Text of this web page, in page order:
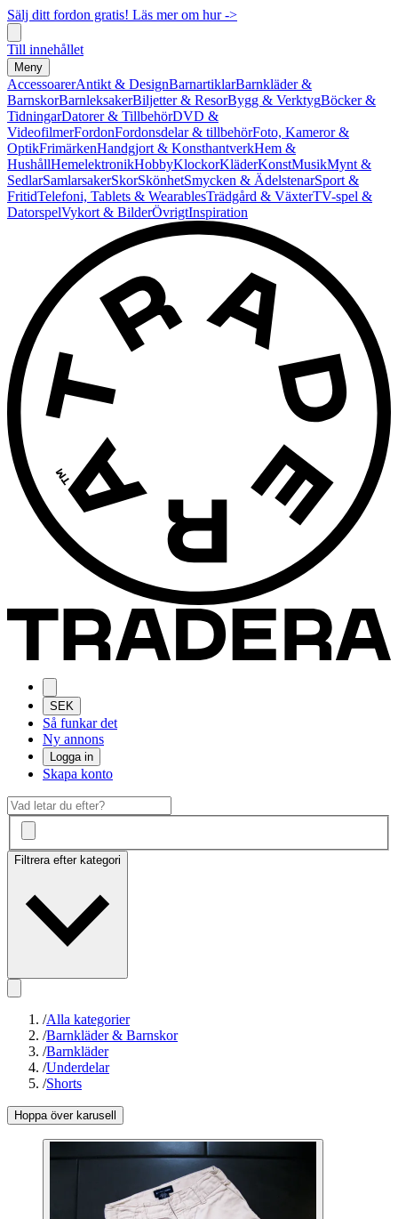
Sälj ditt fordon gratis! Läs mer om hur ->
Till innehållet
Meny
AccessoarerAntikt & DesignBarnartiklarBarnkläder &
BarnskorBarnleksakerBiljetter & ResorBygg & VerktygBöcker &
TidningarDatorer & TillbehörDVD &
VideofilmerFordonFordonsdelar & tillbehörFoto, Kameror &
OptikFrimärkenHandgjort & KonsthantverkHem &
HushållHemelektronikHobbyKlockorKläderKonstMusikMynt &
SedlarSamlarsakerSkorSkönhetSmycken & ÄdelstenarSport &
FritidTelefoni, Tablets & WearablesTrädgård & VäxterTV-spel &
DatorspelVykort & BilderÖvrigtInspiration
SEK
Så funkar det
Ny annons
Logga in
Skapa konto
Filtrera efter kategori
/Alla kategorier
/Barnkläder & Barnskor
/Barnkläder
/Underdelar
/Shorts
Hoppa över karusell